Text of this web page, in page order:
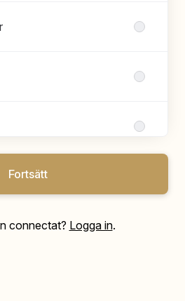
Fortsätt
connectat? Logga in.